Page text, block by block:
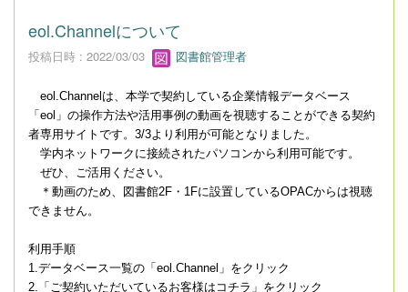
eol.Channelについて
投稿日時 : 2022/03/03 図書館管理者
eol.Channelは、本学で契約している企業情報データベース
「eol」の操作方法や活用事例の動画を視聴することができる契約
者専用サイトです。3/3より利用が可能となりました。
学内ネットワークに接続されたパソコンから利用可能です。
ぜひ、ご活用ください。
＊動画のため、図書館2F・1Fに設置しているOPACからは視聴
できません。
利用手順
1.データベース一覧の「eol.Channel」をクリック
2.「ご契約いただいているお客様はコチラ」をクリック